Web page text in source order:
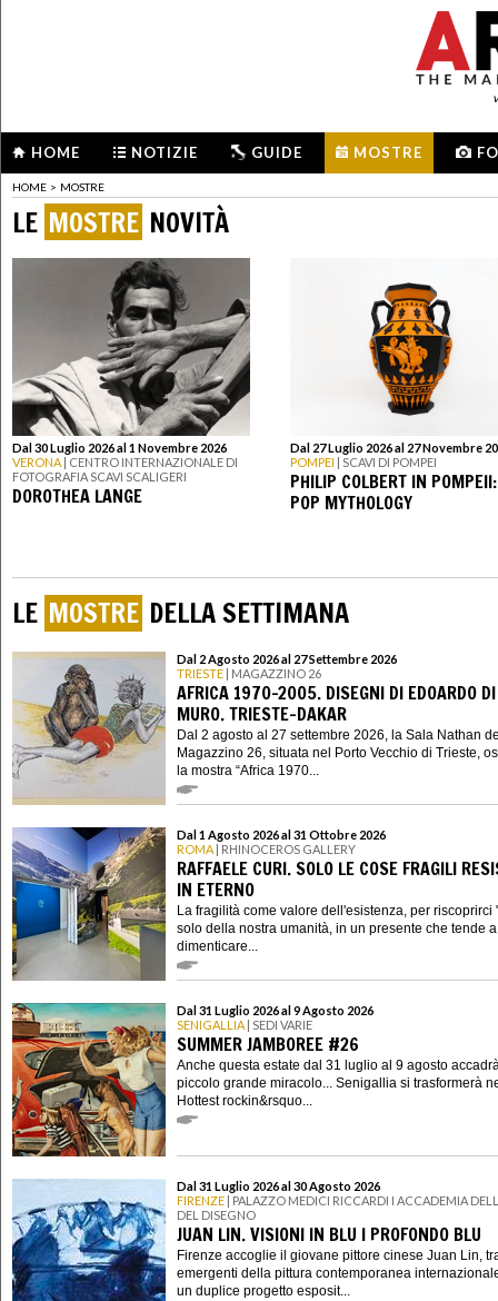
HOME NOTIZIE GUIDE MOSTRE
HOME > MOSTRE
LE MOSTRE NOVITÀ
Dal 30 Luglio 2026 al 1 Novembre 2026
VERONA | CENTRO INTERNAZIONALE DI
FOTOGRAFIA SCAVI SCALIGERI
DOROTHEA LANGE
Dal 27 Luglio 2026 al 27 Novembre
POMPEI | SCAVI DI POMPEI
PHILIP COLBERT IN POMPEII:
POP MYTHOLOGY
LE MOSTRE DELLA SETTIMANA
Dal 2 Agosto 2026 al 27 Settembre 2026
TRIESTE | MAGAZZINO 26
AFRICA 1970-2005. DISEGNI DI EDOARDO DI
MURO. TRIESTE-DAKAR
Dal 2 agosto al 27 settembre 2026, la Sala Nathan
Magazzino 26, situata nel Porto Vecchio di Trieste,
la mostra “Africa 1970...
Dal 1 Agosto 2026 al 31 Ottobre 2026
ROMA | RHINOCEROS GALLERY
RAFFAELE CURI. SOLO LE COSE FRAGILI
IN ETERNO
La fragilità come valore dell'esistenza, per riscoprirci
solo della nostra umanità, in un presente che tende
dimenticare...
Dal 31 Luglio 2026 al 9 Agosto 2026
SENIGALLIA | SEDI VARIE
SUMMER JAMBOREE #26
Anche questa estate dal 31 luglio al 9 agosto
piccolo grande miracolo... Senigallia si trasformerà
Hottest rockin&rsquo...
Dal 31 Luglio 2026 al 30 Agosto 2026
FIRENZE | PALAZZO MEDICI RICCARDI I ACCADEMIA
DEL DISEGNO
JUAN LIN. VISIONI IN BLU I PROFONDO BLU
Firenze accoglie il giovane pittore cinese Juan Lin,
emergenti della pittura contemporanea
un duplice progetto esposit...